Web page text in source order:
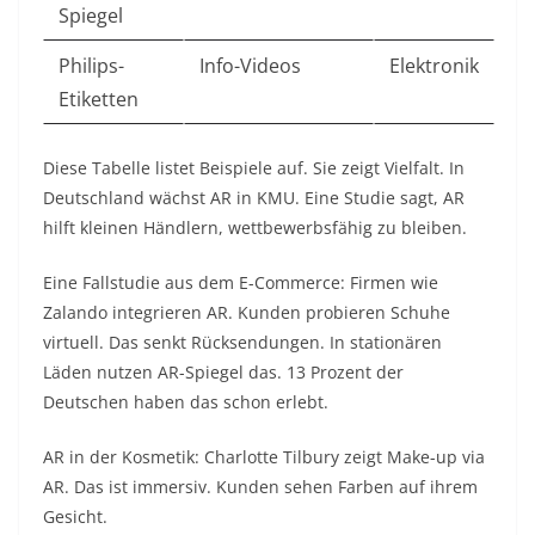
Spiegel
Philips-
Etiketten
Info-Videos Elektronik
Diese Tabelle listet Beispiele auf. Sie zeigt Vielfalt. In
Deutschland wächst AR in KMU. Eine Studie sagt, AR
hilft kleinen Händlern, wettbewerbsfähig zu bleiben.
Eine Fallstudie aus dem E-Commerce: Firmen wie
Zalando integrieren AR. Kunden probieren Schuhe
virtuell. Das senkt Rücksendungen. In stationären
Läden nutzen AR-Spiegel das. 13 Prozent der
Deutschen haben das schon erlebt.
AR in der Kosmetik: Charlotte Tilbury zeigt Make-up via
AR. Das ist immersiv. Kunden sehen Farben auf ihrem
Gesicht.